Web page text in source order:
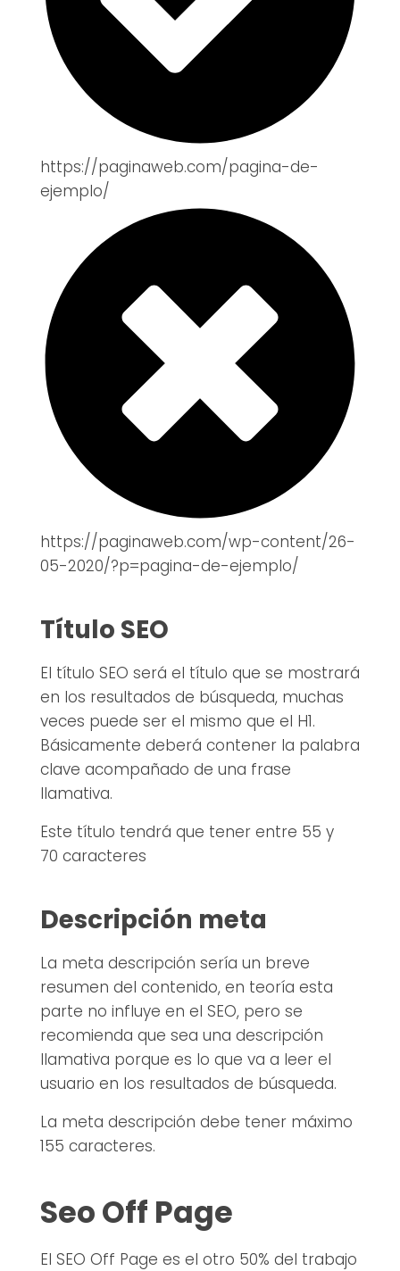
https://paginaweb.com/pagina-de-
ejemplo/
https://paginaweb.com/wp-content/26-
05-2020/?p=pagina-de-ejemplo/
Título SEO
El título SEO será el título que se mostrará
en los resultados de búsqueda, muchas
veces puede ser el mismo que el H1.
Básicamente deberá contener la palabra
clave acompañado de una frase
llamativa.
Este título tendrá que tener entre 55 y
70 caracteres
Descripción meta
La meta descripción sería un breve
resumen del contenido, en teoría esta
parte no influye en el SEO, pero se
recomienda que sea una descripción
llamativa porque es lo que va a leer el
usuario en los resultados de búsqueda.
La meta descripción debe tener máximo
155 caracteres.
Seo Off Page
El SEO Off Page es el otro 50% del trabajo